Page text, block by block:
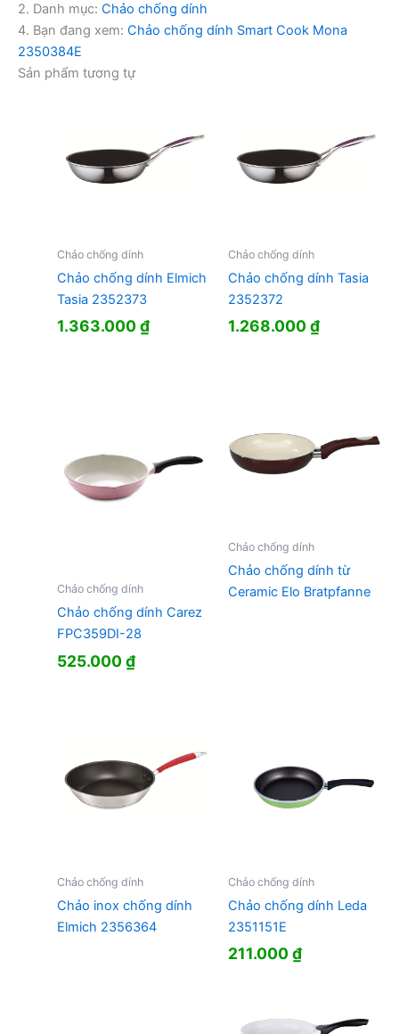
2. Danh mục: Chảo chống dính
4. Bạn đang xem: Chảo chống dính Smart Cook Mona
2350384E
Sản phẩm tương tự
Chảo chống dính
Chảo chống dính Elmich
Tasia 2352373
1.363.000₫
Chảo chống dính
Chảo chống dính Tasia
2352372
1.268.000₫
Chảo chống dính
Chảo chống dính Carez
FPC359DI-28
525.000₫
Chảo chống dính
Chảo chống dính từ
Ceramic Elo Bratpfanne
Chảo chống dính
Chảo inox chống dính
Elmich 2356364
Chảo chống dính
Chảo chống dính Leda
2351151E
211.000₫